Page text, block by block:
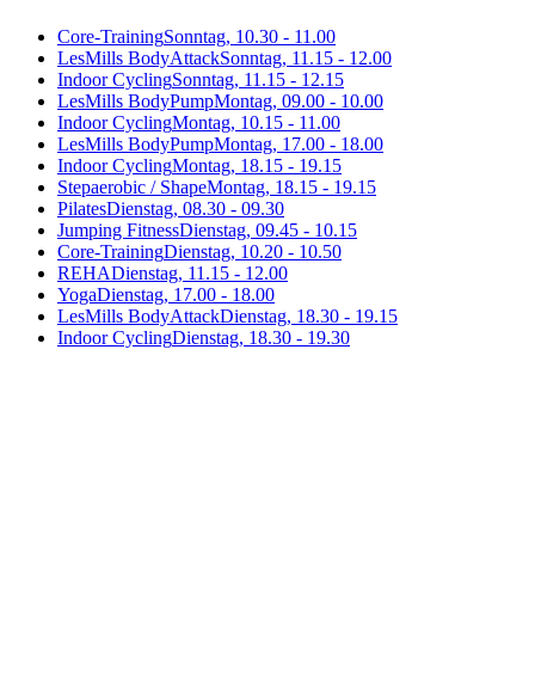
Core-TrainingSonntag, 10.30 - 11.00
LesMills BodyAttackSonntag, 11.15 - 12.00
Indoor CyclingSonntag, 11.15 - 12.15
LesMills BodyPumpMontag, 09.00 - 10.00
Indoor CyclingMontag, 10.15 - 11.00
LesMills BodyPumpMontag, 17.00 - 18.00
Indoor CyclingMontag, 18.15 - 19.15
Stepaerobic / ShapeMontag, 18.15 - 19.15
PilatesDienstag, 08.30 - 09.30
Jumping FitnessDienstag, 09.45 - 10.15
Core-TrainingDienstag, 10.20 - 10.50
REHADienstag, 11.15 - 12.00
YogaDienstag, 17.00 - 18.00
LesMills BodyAttackDienstag, 18.30 - 19.15
Indoor CyclingDienstag, 18.30 - 19.30